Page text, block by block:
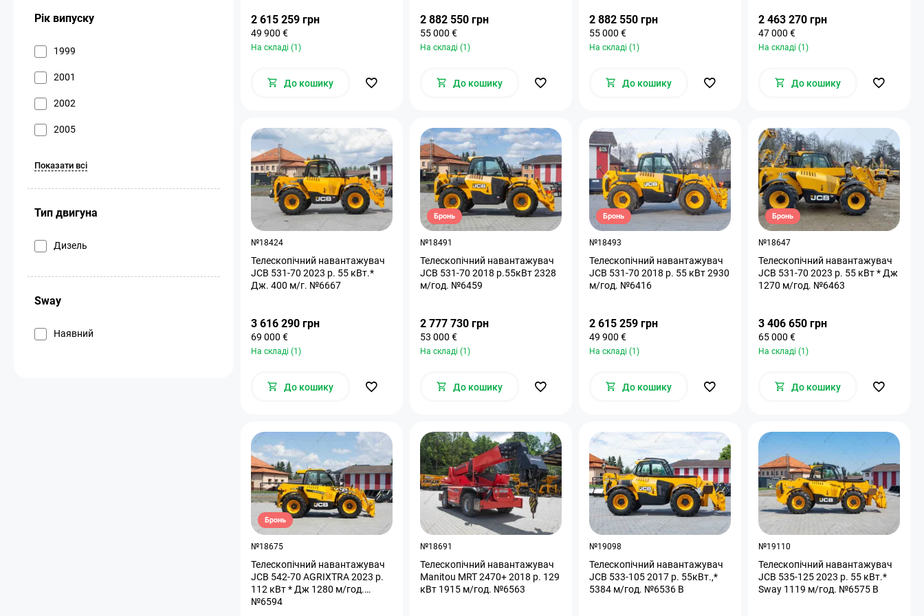
Рік випуску
1999
2001
2002
2005
Показати всі
Тип двигуна
Дизель
Sway
Наявний
2 615 259 грн
49 900 €
На складі (1)
До кошику
2 882 550 грн
55 000 €
На складі (1)
До кошику
2 882 550 грн
55 000 €
На складі (1)
До кошику
2 463 270 грн
47 000 €
На складі (1)
До кошику
№18424
Телескопічний навантажувач
JCB 531-70 2023 р. 55 кВт.*
Дж. 400 м/г. №6667
3 616 290 грн
69 000 €
На складі (1)
До кошику
Бронь
№18491
Телескопічний навантажувач
JCB 531-70 2018 р.55кВт 2328
м/год. №6459
2 777 730 грн
53 000 €
На складі (1)
До кошику
Бронь
№18493
Телескопічний навантажувач
JCB 531-70 2018 р. 55 кВт 2930
м/год. №6416
2 615 259 грн
49 900 €
На складі (1)
До кошику
Бронь
№18647
Телескопічний навантажувач
JCB 531-70 2023 р. 55 кВт * Дж
1270 м/год. №6463
3 406 650 грн
65 000 €
На складі (1)
До кошику
Бронь
№18675
Телескопічний навантажувач
JCB 542-70 AGRIXTRA 2023 р.
112 кВт * Дж 1280 м/год.
№6594
№18691
Телескопічний навантажувач
Manitou MRT 2470+ 2018 р. 129
кВт 1915 м/год. №6563
№19098
Телескопічний навантажувач
JCB 533-105 2017 р. 55кВт.,*
5384 м/год. №6536 B
№19110
Телескопічний навантажувач
JCB 535-125 2023 р. 55 кВт.*
Sway 1119 м/год. №6575 B